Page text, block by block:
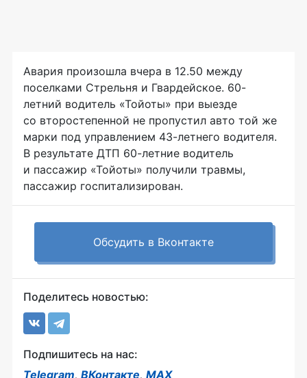
Авария произошла вчера в 12.50 между
поселками Стрельня и Гвардейское. 60-
летний водитель «Тойоты» при выезде
со второстепенной не пропустил авто той же
марки под управлением 43-летнего водителя.
В результате ДТП 60-летние водитель
и пассажир «Тойоты» получили травмы,
пассажир госпитализирован.
Обсудить в Вконтакте
Поделитесь новостью:
Подпишитесь на нас:
Telegram, ВКонтакте, MAX